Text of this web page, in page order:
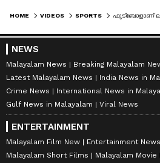
HOME VIDEOS SPORTS
NEWS
Malayalam News
Breaking Malayalam
Latest Malayalam News
India News in
Crime News
International News in
Gulf News in Malayalam
Viral News
ENTERTAINMENT
Malayalam Film New
Entertainment
Malayalam Short Films
Malayalam Movie